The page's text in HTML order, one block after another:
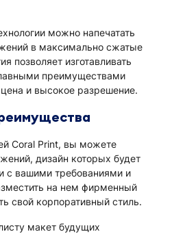
можно напечатать
в максимально сжатые
позволяет изготавливать
преимуществами
и высокое разрешение.
Coral Print, вы можете
дизайн которых будет
с вашими требованиями и
на нем фирменный
свой корпоративный стиль.
макет будущих